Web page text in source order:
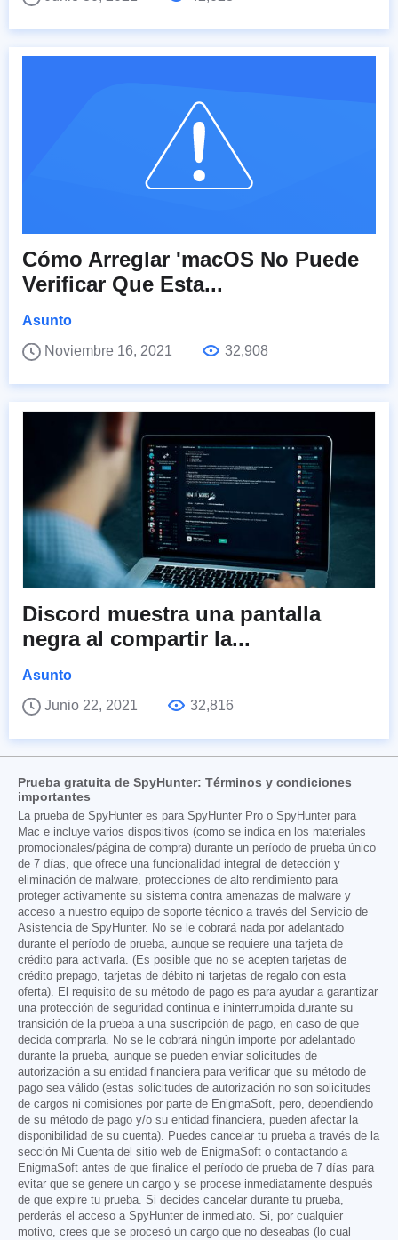
Cómo Arreglar 'macOS No Puede
Verificar Que Esta...
Asunto
Noviembre 16, 2021
32,908
Discord muestra una pantalla
negra al compartir la...
Asunto
Junio 22, 2021
32,816
Prueba gratuita de SpyHunter: Términos y condiciones
importantes
La prueba de SpyHunter es para SpyHunter Pro o SpyHunter para
Mac e incluye varios dispositivos (como se indica en los materiales
promocionales/página de compra) durante un período de prueba único
de 7 días, que ofrece una funcionalidad integral de detección y
eliminación de malware, protecciones de alto rendimiento para
proteger activamente su sistema contra amenazas de malware y
acceso a nuestro equipo de soporte técnico a través del Servicio de
Asistencia de SpyHunter. No se le cobrará nada por adelantado
durante el período de prueba, aunque se requiere una tarjeta de
crédito para activarla. (Es posible que no se acepten tarjetas de
crédito prepago, tarjetas de débito ni tarjetas de regalo con esta
oferta). El requisito de su método de pago es para ayudar a garantizar
una protección de seguridad continua e ininterrumpida durante su
transición de la prueba a una suscripción de pago, en caso de que
decida comprarla. No se le cobrará ningún importe por adelantado
durante la prueba, aunque se pueden enviar solicitudes de
autorización a su entidad financiera para verificar que su método de
pago sea válido (estas solicitudes de autorización no son solicitudes
de cargos ni comisiones por parte de EnigmaSoft, pero, dependiendo
de su método de pago y/o su entidad financiera, pueden afectar la
disponibilidad de su cuenta). Puedes cancelar tu prueba a través de la
sección Mi Cuenta del sitio web de EnigmaSoft o contactando a
EnigmaSoft antes de que finalice el período de prueba de 7 días para
evitar que se genere un cargo y se procese inmediatamente después
de que expire tu prueba. Si decides cancelar durante tu prueba,
perderás el acceso a SpyHunter de inmediato. Si, por cualquier
motivo, crees que se procesó un cargo que no deseabas (lo cual